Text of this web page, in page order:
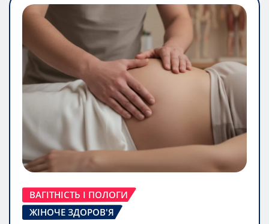
ВАГІТНІСТЬ І ПОЛОГИ
ЖІНОЧЕ ЗДОРОВ'Я